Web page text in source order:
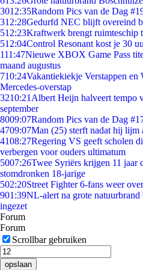
3012:35Random Pics van de Dag
312:28Gedurfd NEC blijft overeind
512:23Kraftwerk brengt ruimteschip
512:04Control Resonant kost je 30
111:47Nieuwe XBOX Game Pass
maand augustus
710:24Vakantiekiekje Verstappen
Mercedes-overstap
3210:21 Albert Heijn halveert tempo
september
8009:07Random Pics van de Dag
4709:07Man (25) sterft nadat hij lijm
4108:27Regering VS geeft scholen
verbergen voor ouders ultimatum
5007:26Twee Syriërs krijgen 11 jaar
stomdronken 18-jarige
502:20Street Fighter 6-fans weer
901:39NL-alert na grote
ingezet
Forum
Forum
Scrollbar gebruiken
opslaan